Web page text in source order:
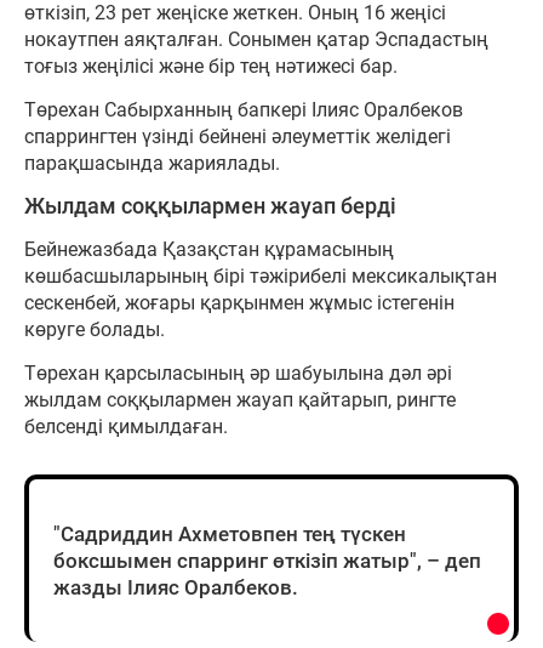
өткізіп, 23 рет жеңіске жеткен. Оның 16 жеңісі
нокаутпен аяқталған. Сонымен қатар Эспадастың
тоғыз жеңілісі және бір тең нәтижесі бар.
Төрехан Сабырханның бапкері Ілияс Оралбеков
спаррингтен үзінді бейнені әлеуметтік желідегі
парақшасында жариялады.
Жылдам соққылармен жауап берді
Бейнежазбада Қазақстан құрамасының
көшбасшыларының бірі тәжірибелі мексикалықтан
сескенбей, жоғары қарқынмен жұмыс істегенін
көруге болады.
Төрехан қарсыласының әр шабуылына дәл әрі
жылдам соққылармен жауап қайтарып, рингте
белсенді қимылдаған.
"Садриддин Ахметовпен тең түскен
боксшымен спарринг өткізіп жатыр", – деп
жазды Ілияс Оралбеков.